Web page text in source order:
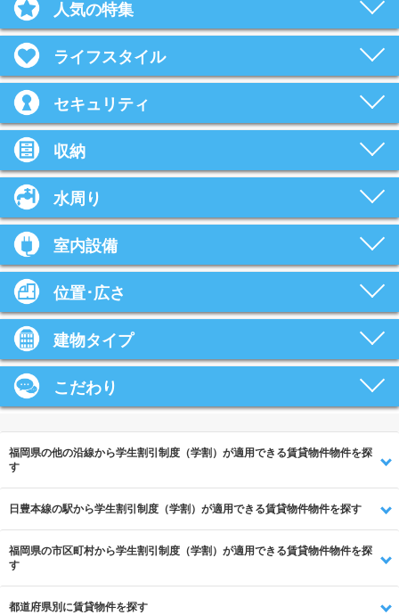
人気の特集
ライフスタイル
セキュリティ
収納
水周り
室内設備
位置･広さ
建物タイプ
こだわり
福岡県の他の沿線から学生割引制度（学割）が適用できる賃貸物件物件を探
す
日豊本線の駅から学生割引制度（学割）が適用できる賃貸物件物件を探す
福岡県の市区町村から学生割引制度（学割）が適用できる賃貸物件物件を探
す
都道府県別に賃貸物件を探す